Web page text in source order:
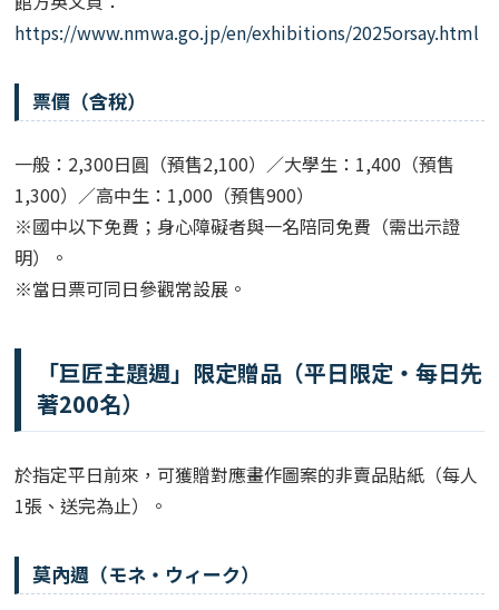
https://www.nmwa.go.jp/en/exhibitions/2025orsay.html
票價（含稅）
一般：2,300日圓（預售2,100）／大學生：1,400（預售
1,300）／高中生：1,000（預售900）
※國中以下免費；身心障礙者與一名陪同免費（需出示證
明）。
※當日票可同日參觀常設展。
「巨匠主題週」限定贈品（平日限定・每日先
著200名）
於指定平日前來，可獲贈對應畫作圖案的非賣品貼紙（每人
1張、送完為止）。
莫內週（モネ・ウィーク）